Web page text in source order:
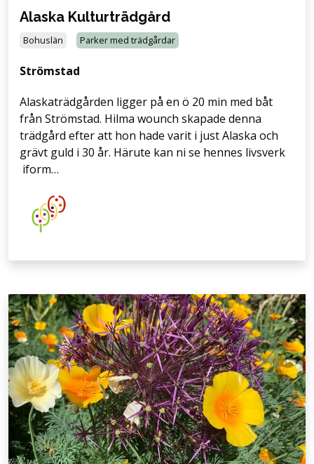
Alaska Kulturträdgård
Bohuslän Parker med trädgårdar
Strömstad
Alaskaträdgården ligger på en ö 20 min med båt
från Strömstad. Hilma wounch skapade denna
trädgård efter att hon hade varit i just Alaska och
grävt guld i 30 år. Härute kan ni se hennes livsverk
iform…